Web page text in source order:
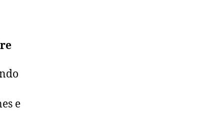
e